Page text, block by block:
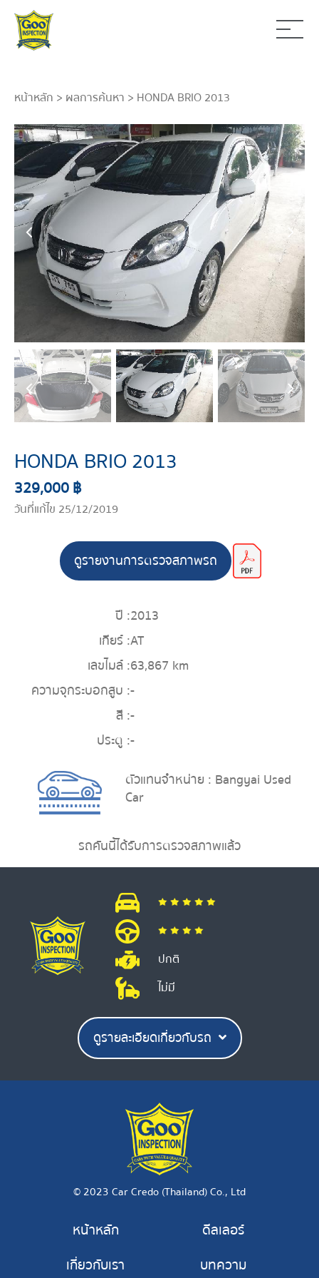
หน้าหลัก > ผลการค้นหา > HONDA BRIO 2013
HONDA BRIO 2013
329,000 ฿
วันที่แก้ไข 25/12/2019
ดูรายงานการตรวจสภาพรถ
ปี :2013
เกียร์ :AT
เลขไมล์ :63,867 km
ความจุกระบอกสูบ :-
สี :-
ประตู :-
ตัวแทนจำหน่าย : Bangyai Used
Car
รถคันนี้ได้รับการตรวจสภาพแล้ว
ปกติ
ไม่มี
ดูรายละเอียดเกี่ยวกับรถ
© 2023 Car Credo (Thailand) Co., Ltd
หน้าหลัก
เกี่ยวกับเรา
ดีลเลอร์
บทความ